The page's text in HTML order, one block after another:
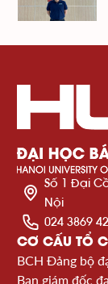
Số 1 Đại
Nội
024 3869
CƠ CẤU TỔ
BCH Đảng bộ
Ban giám đốc